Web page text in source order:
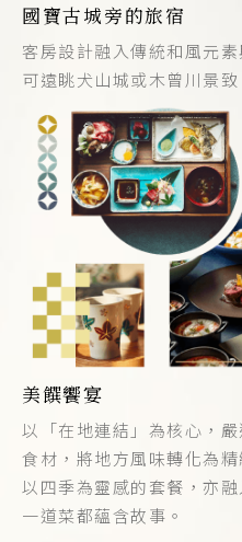
國寶古城旁的旅宿
客房設計融入傳統和風元
可遠眺犬山城或木曾川景致
美饌饗宴
以「在地連結」為核心，
食材，將地方風味轉化為
以四季為靈感的套餐，亦
一道菜都蘊含故事。